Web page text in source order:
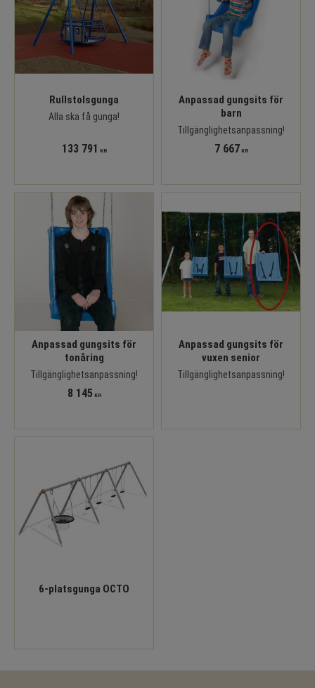
Rullstolsgunga
Alla ska få gunga!
133 791 KR
Anpassad gungsits för
barn
Tillgänglighetsanpassning!
7 667 KR
Anpassad gungsits för
tonåring
Tillgänglighetsanpassning!
8 145 KR
Anpassad gungsits för
vuxen senior
Tillgänglighetsanpassning!
6-platsgunga OCTO